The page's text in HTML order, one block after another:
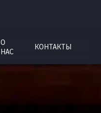
О
НАС
КОНТАКТЫ